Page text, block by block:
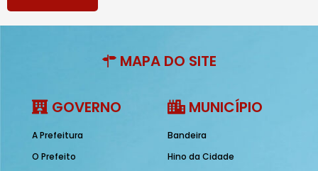
MAPA DO SITE
GOVERNO
A Prefeitura
O Prefeito
MUNICÍPIO
Bandeira
Hino da Cidade